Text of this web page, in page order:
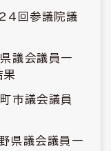
回参議院議
議会議員一
果
市議会議員
県議会議員一